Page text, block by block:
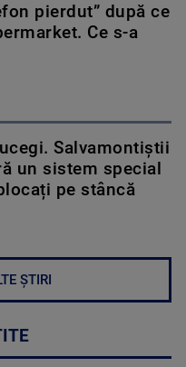
pierdut” după ce
Ce s-a
Salvamontiștii
un sistem special
pe stâncă
ȘTIRI